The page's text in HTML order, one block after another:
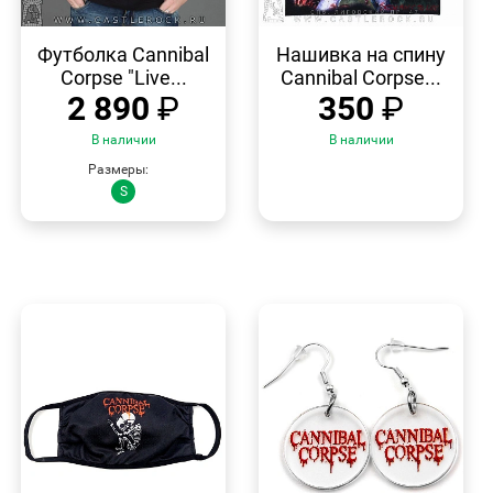
ПРОСМОТР
Футболка Cannibal
Corpse "Live...
2 890 ₽
В наличии
Размеры:
S
Нашивка на спину
Cannibal Corpse...
350 ₽
В наличии